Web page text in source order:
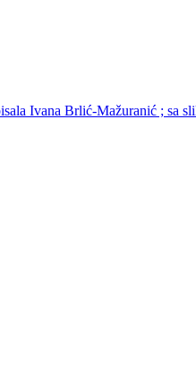
Ivana Brlić-Mažuranić ; sa